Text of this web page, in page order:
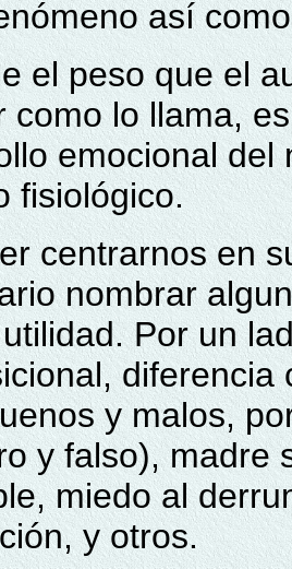
así
el peso que el
como lo llama,
emocional
fisiológico.
centrarnos en
nombrar
Por un
y malos,
y falso), madre
miedo al
y otros.